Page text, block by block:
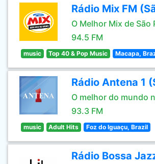
Rádio Mix FM
O Melhor Mix de São
94.5 FM
music Top 40 & Pop Music Macapa,
Rádio Antena 1
O melhor do mundo
93.3 FM
music Adult Hits Foz do Iguaçu, Brazil
Rádio Bossa